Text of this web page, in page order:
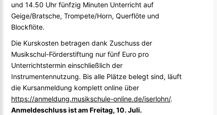
und 14.50 Uhr fünfzig Minuten Unterricht auf
Geige/Bratsche, Trompete/Horn, Querflöte und
Blockflöte.
Die Kurskosten betragen dank Zuschuss der
Musikschul-Förderstiftung nur fünf Euro pro
Unterrichtstermin einschließlich der
Instrumentennutzung. Bis alle Plätze belegt sind, läuft
die Kursanmeldung komplett online über
https://anmeldung.musikschule-online.de/iserlohn/.
Anmeldeschluss ist am Freitag, 10. Juli.